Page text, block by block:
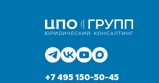
+7 495 150-50-45